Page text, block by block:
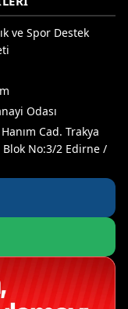
ve Spor Destek
Odası
Cad. Trakya
No:3/2 Edirne /